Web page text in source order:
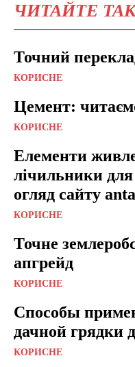
ЧИТАЙТЕ
Точний
КОРИСНЕ
Цемент:
КОРИСНЕ
Елементи
лічильники
огляд сайту
КОРИСНЕ
Точне
апгрейд
КОРИСНЕ
Способы
дачной грядки
КОРИСНЕ